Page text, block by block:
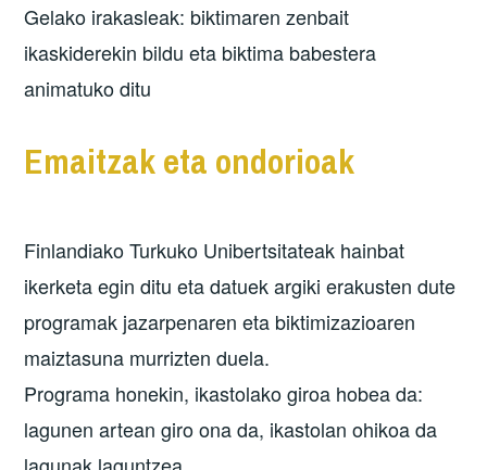
Gelako irakasleak: biktimaren zenbait
ikaskiderekin bildu eta biktima babestera
animatuko ditu
Emaitzak eta ondorioak
Finlandiako Turkuko Unibertsitateak hainbat
ikerketa egin ditu eta datuek argiki erakusten dute
programak jazarpenaren eta biktimizazioaren
maiztasuna murrizten duela.
Programa honekin, ikastolako giroa hobea da:
lagunen artean giro ona da, ikastolan ohikoa da